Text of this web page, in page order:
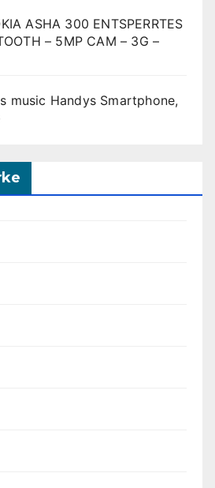
ASHA 300 ENTSPERRTES
– 5MP CAM – 3G –
music Handys Smartphone,